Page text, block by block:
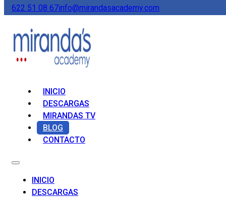
622 51 08 67info@mirandasacademy.com
INICIO
DESCARGAS
MIRANDAS TV
BLOG
CONTACTO
INICIO
DESCARGAS